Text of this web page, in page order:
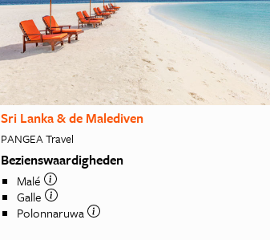
Sri Lanka & de Malediven
PANGEA Travel
Bezienswaardigheden
Malé
Galle
Polonnaruwa